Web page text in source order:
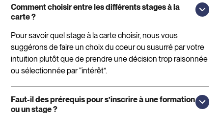
Comment choisir entre les différents stages à la
carte ?
Pour savoir quel stage à la carte choisir, nous vous
suggérons de faire un choix du coeur ou susurré par votre
intuition plutôt que de prendre une décision trop raisonnée
ou sélectionnée par “intérêt”.
Faut-il des prérequis pour s’inscrire à une formation
ou un stage ?